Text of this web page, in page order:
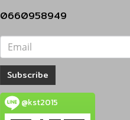
0660958949
Subscribe
@kst2015